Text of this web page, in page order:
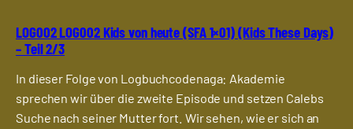
LOG002 LOG002 Kids von heute (SFA 1×01) (Kids These Days)
– Teil 2/3
In dieser Folge von Logbuchcodenaga: Akademie
sprechen wir über die zweite Episode und setzen Calebs
Suche nach seiner Mutter fort. Wir sehen, wie er sich an